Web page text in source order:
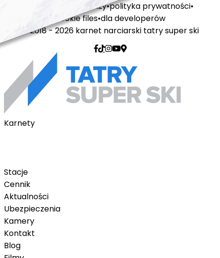
regulamin sprzedaży polityka prywatności
cookie files dla developerów
© 2018 - 2026 karnet narciarski tatry super ski
Karnety
Stacje
Cennik
Aktualności
Ubezpieczenia
Kamery
Kontakt
Blog